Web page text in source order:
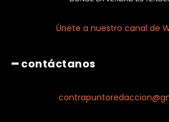
Únete a nuestro canal de
━ contáctanos